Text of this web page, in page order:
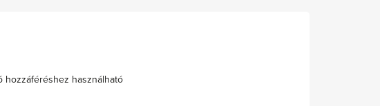
hozzáféréshez használható